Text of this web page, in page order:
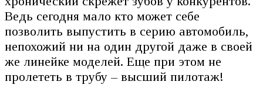
Ведь сегодня мало кто может себе
позволить выпустить в серию автомобиль,
непохожий ни на один другой даже в своей
же линейке моделей. Еще при этом не
пролететь в трубу – высший пилотаж!